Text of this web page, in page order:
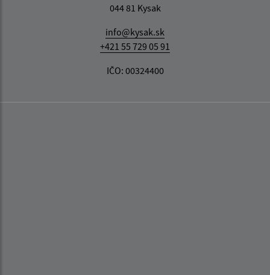
044 81 Kysak
info@kysak.sk
+421 55 729 05 91
IČO: 00324400